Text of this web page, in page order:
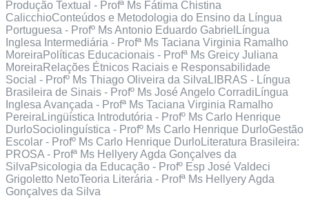
Produção Textual - Profª Ms Fátima Chistina
CalicchioConteúdos e Metodologia do Ensino da Língua
Portuguesa - Profº Ms Antonio Eduardo GabrielLíngua
Inglesa Intermediária - Profª Ms Taciana Virginia Ramalho
MoreiraPolíticas Educacionais - Profª Ms Greicy Juliana
MoreiraRelações Étnicos Raciais e Responsabilidade
Social - Profº Ms Thiago Oliveira da SilvaLIBRAS - Língua
Brasileira de Sinais - Profº Ms José Angelo CorradiLíngua
Inglesa Avançada - Profª Ms Taciana Virginia Ramalho
PereiraLingüística Introdutória - Profº Ms Carlo Henrique
DurloSociolinguística - Profº Ms Carlo Henrique DurloGestão
Escolar - Profº Ms Carlo Henrique DurloLiteratura Brasileira:
PROSA - Profª Ms Hellyery Agda Gonçalves da
SilvaPsicologia da Educação - Profº Esp José Valdeci
Grigoletto NetoTeoria Literária - Profª Ms Hellyery Agda
Gonçalves da Silva